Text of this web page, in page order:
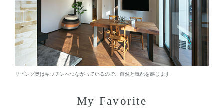
リビング奥はキッチンへつながっているので、自然と気配を感じます
My Favorite